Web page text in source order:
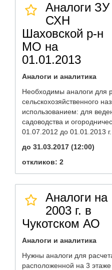
Аналоги ЗУ
СХН
Шаховской р-н
МО на
01.01.2013
Аналоги и аналитика
Необходимы аналоги для
сельскохозяйственного
использованием: для
садоводства и
01.07.2012 до 01.01.2013 г.
до 31.03.2017 (12:00)
откликов: 2
Аналоги на
2003 г. в
Чукотском АО
Аналоги и аналитика
Нужны аналоги для
расположенной на 3